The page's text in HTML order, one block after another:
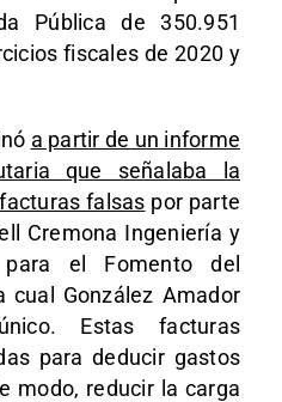
Pública de 350.951
fiscales de 2020 y
a partir de un informe
que señalaba la
falsas por parte
Cremona Ingeniería y
para el Fomento del
cual González Amador
Estas facturas
para deducir gastos
modo, reducir la carga